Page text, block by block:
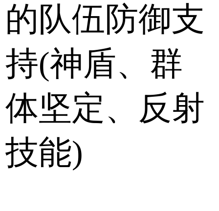
的队伍防御支
持(神盾、群
体坚定、反射
技能)